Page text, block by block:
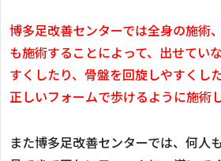
博多足改善センターでは全身の施術
も施術することによって、出せてい
すくしたり、骨盤を回旋しやすくした
正しいフォームで歩けるように施術し
また博多足改善センターでは、何人